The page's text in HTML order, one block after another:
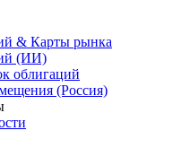
& Карты рынка
(ИИ)
облигаций
(Россия)